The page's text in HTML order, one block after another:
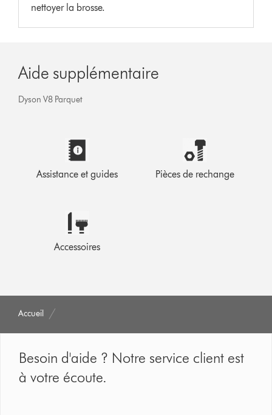
nettoyer la brosse.
Aide supplémentaire
Dyson V8 Parquet
Assistance et guides Pièces de rechange
Accessoires
Accueil
Besoin d'aide ? Notre service client est
à votre écoute.